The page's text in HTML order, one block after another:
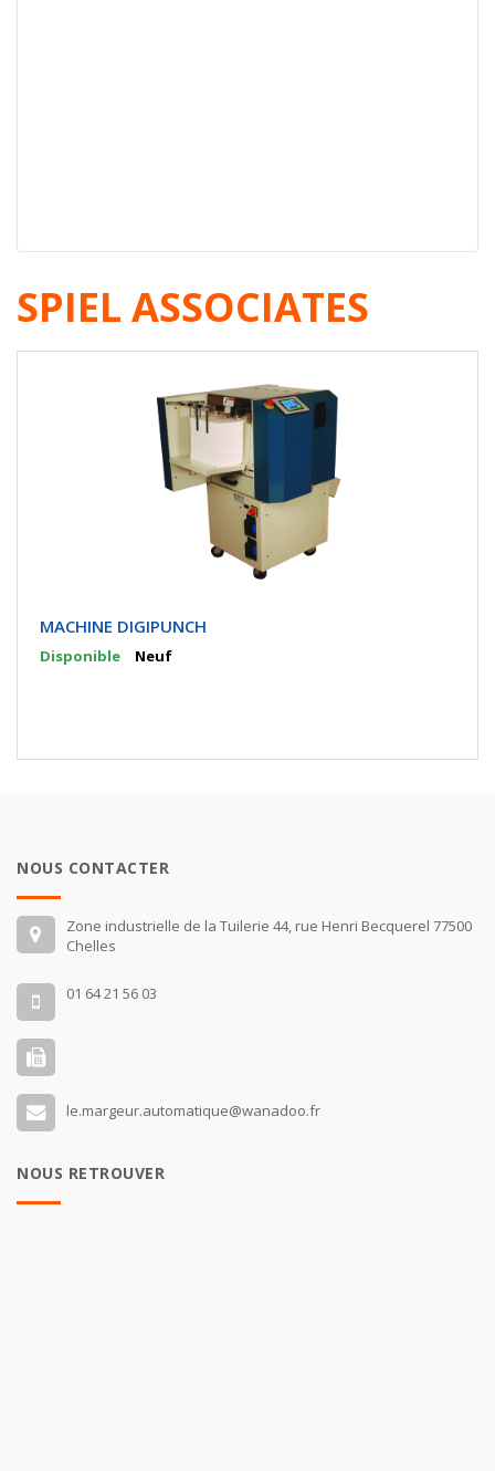
SPIEL ASSOCIATES
MACHINE DIGIPUNCH
Disponible Neuf
NOUS CONTACTER
Zone industrielle de la Tuilerie 44, rue Henri Becquerel 77500
Chelles
01 64 21 56 03
le.margeur.automatique@wanadoo.fr
NOUS RETROUVER